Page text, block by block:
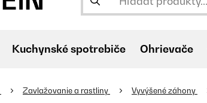
Kuchynské spotrebiče Ohrievače
Zavlažovanie a rastliny Vyvýšené záhony